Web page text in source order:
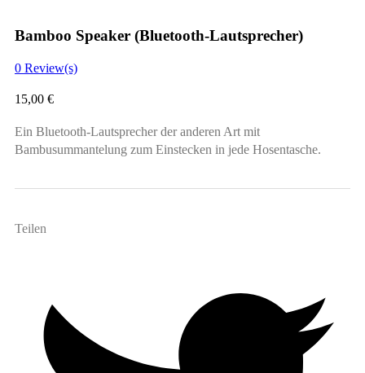
Bamboo Speaker (Bluetooth-Lautsprecher)
0 Review(s)
15,00 €
Ein Bluetooth-Lautsprecher der anderen Art mit
Bambusummantelung zum Einstecken in jede Hosentasche.
Teilen